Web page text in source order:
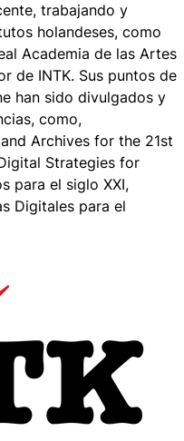
trabajando y
holandeses, como
Academia de las Artes
de INTK. Sus puntos de
han sido divulgados y
como,
Archives for the 21st
Strategies for
para el siglo XXI,
Digitales para el